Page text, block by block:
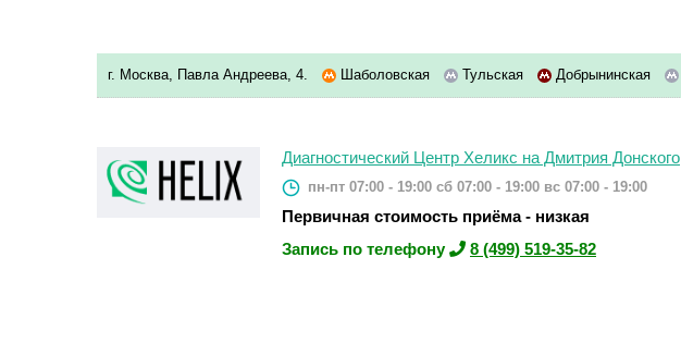
г. Москва, Павла Андреева, 4. Шаболовская Тульская Добрынинская
Диагностический Центр Хеликс на Дмитрия Донского
пн-пт 07:00 - 19:00 сб 07:00 - 19:00 вс 07:00 - 19:00
Первичная стоимость приёма - низкая
Запись по телефону
8 (499) 519-35-82